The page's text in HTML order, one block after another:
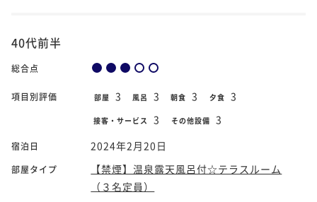
40代前半
総合点
項目別評価 部屋 3 風呂 3 朝食 3 夕食 3
接客・サービス 3 その他設備 3
宿泊日 2024年2月20日
部屋タイプ
【禁煙】温泉露天風呂付☆テラスルーム
（３名定員）